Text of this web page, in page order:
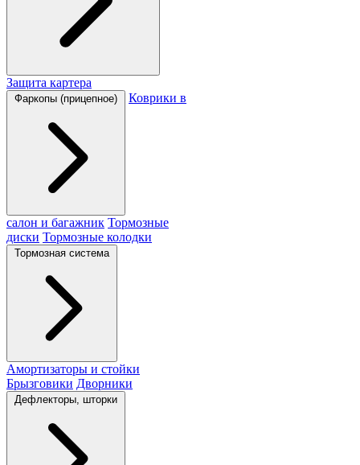
Защита картера
Фаркопы (прицепное) Коврики в
салон и багажник Тормозные
диски Тормозные колодки
Тормозная система
Амортизаторы и стойки
Брызговики Дворники
Дефлекторы, шторки